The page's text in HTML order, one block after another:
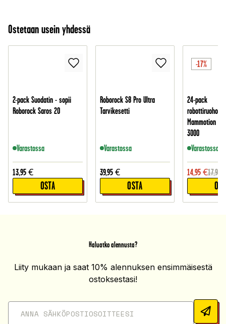
Ostetaan usein yhdessä
2-pack Suodatin - sopii
Roborock Saros 20
Varastossa
13,95 €
OSTA
Roborock S8 Pro Ultra
Tarvikesetti
Varastossa
39,95 €
OSTA
-17%
24-pack
Mammotion
3000
Varastossa
14,95 €17,95
Haluatko alennusta?
Liity mukaan ja saat 10% alennuksen ensimmäisestä
ostoksestasi!